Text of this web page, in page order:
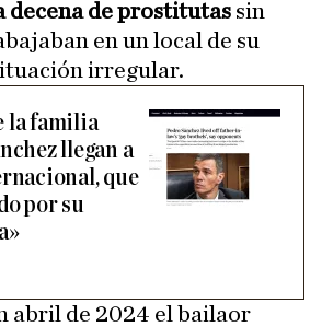
decena de prostitutas sin
en un local de su
irregular.
la familia
llegan a
que
por su
abril de 2024 el bailaor